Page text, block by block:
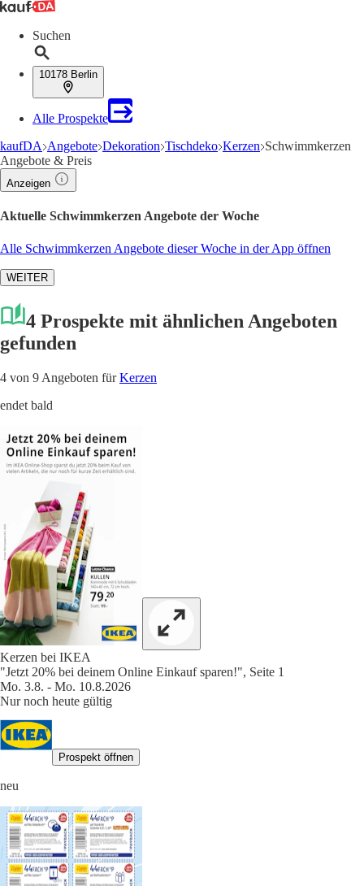
Suchen
10178 Berlin
Alle Prospekte
kaufDA Angebote Dekoration Tischdeko Kerzen Schwimmkerzen
Angebote & Preis
Anzeigen
Aktuelle Schwimmkerzen Angebote der Woche
Alle Schwimmkerzen Angebote dieser Woche in der App öffnen
WEITER
4 Prospekte mit ähnlichen Angeboten
gefunden
4 von 9 Angeboten fürKerzen
endet bald
Kerzen bei IKEA
"Jetzt 20% bei deinem Online Einkauf sparen!", Seite 1
Mo. 3.8. - Mo. 10.8.2026
Nur noch heute gültig
Prospekt öffnen
neu